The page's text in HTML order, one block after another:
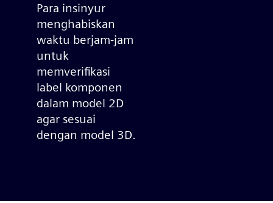
Para insinyur
menghabiskan
waktu berjam-jam
untuk
memverifikasi
label komponen
dalam model 2D
agar sesuai
dengan model 3D.